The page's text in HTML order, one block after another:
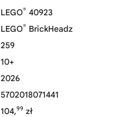
LEGO® 40923
LEGO® BrickHeadz
259
10+
2026
5702018071441
104,99 zł